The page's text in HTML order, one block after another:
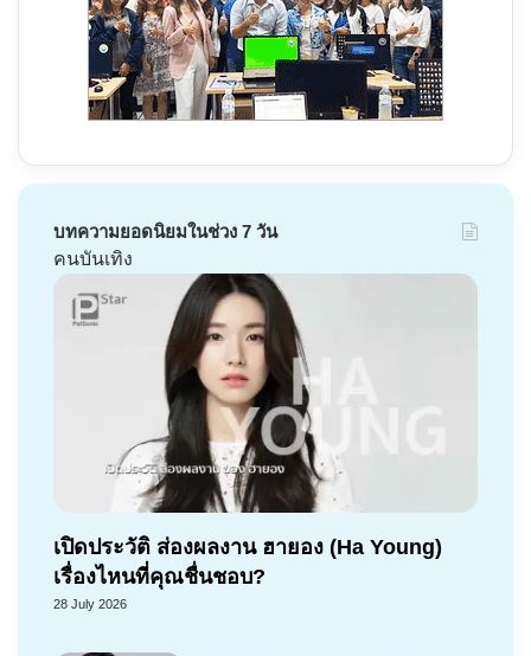
บทความยอดนิยมในช่วง 7 วัน
คนบันเทิง
เปิดประวัติ ส่องผลงาน ฮายอง (Ha Young)
เรื่องไหนที่คุณชื่นชอบ?
28 July 2026